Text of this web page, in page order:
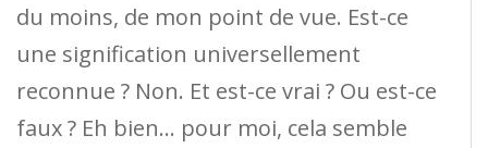
du moins, de mon point de vue. Est-ce
une signification universellement
reconnue ? Non. Et est-ce vrai ? Ou est-ce
faux ? Eh bien… pour moi, cela semble